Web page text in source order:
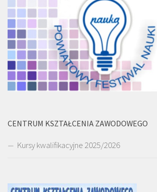
CENTRUM KSZTAŁCENIA ZAWODOWEGO
Kursy kwalifikacyjne 2025/2026